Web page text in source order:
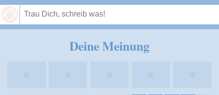
Deine Meinung